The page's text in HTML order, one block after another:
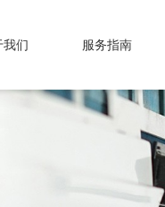
我们 服务指南